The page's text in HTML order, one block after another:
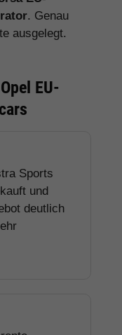
als
als EU-